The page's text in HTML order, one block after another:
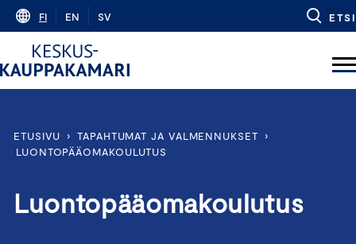
Skip
content
FI EN SV ETSI
ETUSIVU › TAPAHTUMAT JA VALMENNUKSET
›
LUONTOPÄÄOMAKOULUTUS
Luontopääomakoulutus